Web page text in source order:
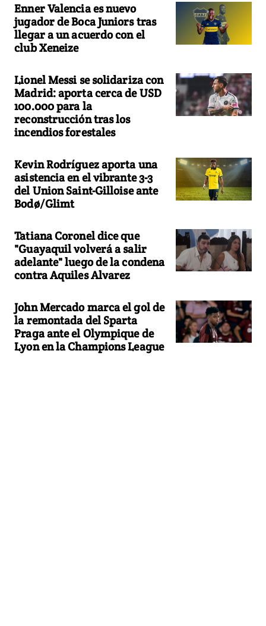
Enner Valencia es nuevo
jugador de Boca Juniors tras
llegar a un acuerdo con el
club Xeneize
Lionel Messi se solidariza con
Madrid: aporta cerca de USD
100.000 para la
reconstrucción tras los
incendios forestales
Kevin Rodríguez aporta una
asistencia en el vibrante 3-3
del Union Saint-Gilloise ante
Bodø/Glimt
Tatiana Coronel dice que
"Guayaquil volverá a salir
adelante" luego de la condena
contra Aquiles Alvarez
John Mercado marca el gol de
la remontada del Sparta
Praga ante el Olympique de
Lyon en la Champions League